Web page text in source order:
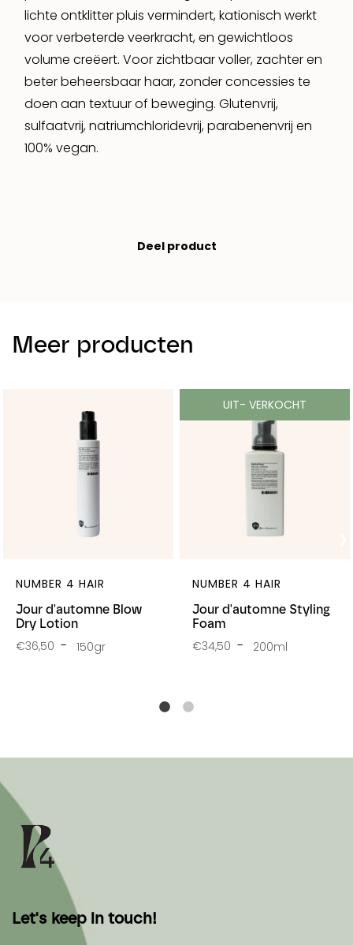
lichte ontklitter pluis vermindert, kationisch werkt
voor verbeterde veerkracht, en gewichtloos
volume creëert. Voor zichtbaar voller, zachter en
beter beheersbaar haar, zonder concessies te
doen aan textuur of beweging. Glutenvrij,
sulfaatvrij, natriumchloridevrij, parabenenvrij en
100% vegan.
Deel product
Meer producten
Jour d'automne Blow
Dry Lotion
NUMBER 4 HAIR
€36,50 150gr
UIT- VERKOCHT
Jour d'automne Styling
Foam
NUMBER 4 HAIR
€34,50 200ml
Let's keep in touch!